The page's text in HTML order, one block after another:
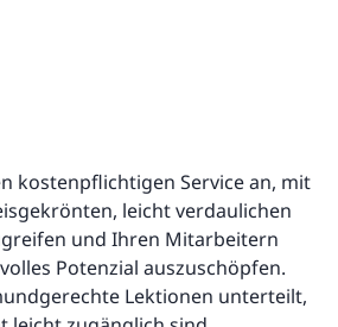
kostenpflichtigen Service an, mit
leicht verdaulichen
und Ihren Mitarbeitern
Potenzial auszuschöpfen.
Lektionen unterteilt,